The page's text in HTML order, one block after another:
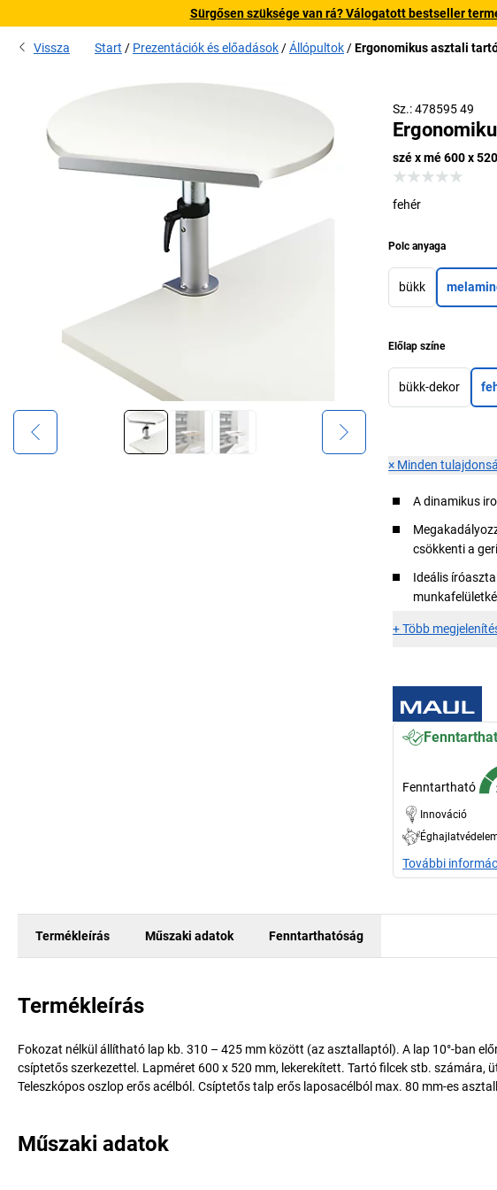
Sürgősen szüksége van rá? Válogatott bestseller
Vissza Start Prezentációk és előadások Állópultok Ergonomikus asztali
Sz.: 478595 49
szé x mé 600 x
fehér
Polc anyaga
bükk
Előlap színe
bükk-dekor
× Minden
A dinamikus
csökkenti a
Ideális
+Több
Fenntartható
Innováció
További
Termékleírás Műszaki adatok Fenntarthatóság
Termékleírás
Fokozat nélkül állítható lap kb. 310 – 425 mm között (az asztallaptól). A lap 10°-ban
csíptetős szerkezettel. Lapméret 600 x 520 mm, lekerekített. Tartó filcek stb. számára,
Teleszkópos oszlop erős acélból. Csíptetős talp erős laposacélból max. 80 mm-es
Műszaki adatok